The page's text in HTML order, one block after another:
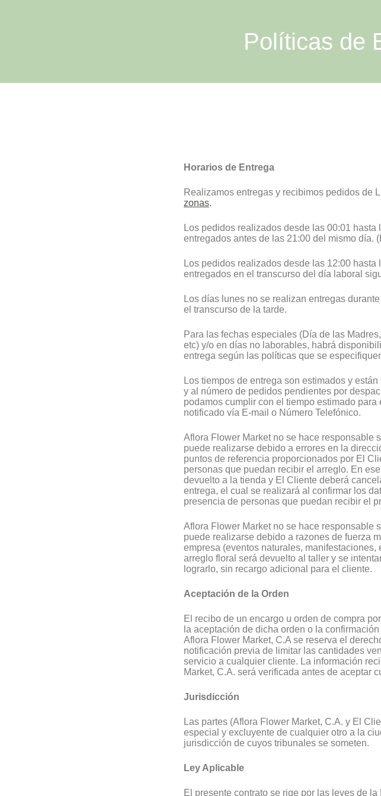
Políticas de
Horarios de Entrega
Realizamos entregas y recibimos pedidos de
zonas.
Los pedidos realizados desde las 00:01 hasta
entregados antes de las 21:00 del mismo día.
Los pedidos realizados desde las 12:00 hasta
entregados en el transcurso del día laboral
Los días lunes no se realizan entregas
el transcurso de la tarde.
Para las fechas especiales (Día de las
etc) y/o en días no laborables, habrá
entrega según las políticas que se
Los tiempos de entrega son estimados y
y al número de pedidos pendientes por
podamos cumplir con el tiempo estimado para
notificado vía E-mail o Número Telefónico.
Aflora Flower Market no se hace responsable
puede realizarse debido a errores en la
puntos de referencia proporcionados por El
personas que puedan recibir el arreglo. En
devuelto a la tienda y El Cliente deberá
entrega, el cual se realizará al confirmar los
presencia de personas que puedan recibir el
Aflora Flower Market no se hace responsable
puede realizarse debido a razones de fuerza
empresa (eventos naturales, manifestaciones,
arreglo floral será devuelto al taller y se
lograrlo, sin recargo adicional para el cliente.
Aceptación de la Orden
El recibo de un encargo u orden de compra
la aceptación de dicha orden o la
Aflora Flower Market, C.A se reserva el
notificación previa de limitar las cantidades
servicio a cualquier cliente. La información
Market, C.A. será verificada antes de aceptar
Jurisdicción
Las partes (Aflora Flower Market, C.A. y El
especial y excluyente de cualquier otro a la
jurisdicción de cuyos tribunales se someten.
Ley Aplicable
El presente contrato se rige por las leyes de